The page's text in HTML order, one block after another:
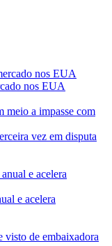
nos EUA
vez em disputa
e acelera